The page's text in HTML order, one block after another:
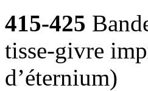
415-425
tisse-givre
d’éternium)